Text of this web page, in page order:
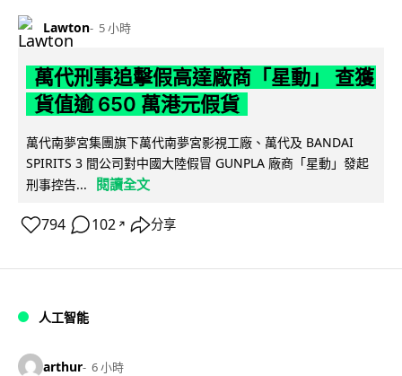
Lawton 5 小時
萬代刑事追擊假高達廠商「星動」 查獲
貨值逾 650 萬港元假貨
萬代南夢宮集團旗下萬代南夢宮影視工廠、萬代及 BANDAI
SPIRITS 3 間公司對中國大陸假冒 GUNPLA 廠商「星動」發起
刑事控告...
閱讀全文
794 102 ↗ 分享
人工智能
arthur 6 小時